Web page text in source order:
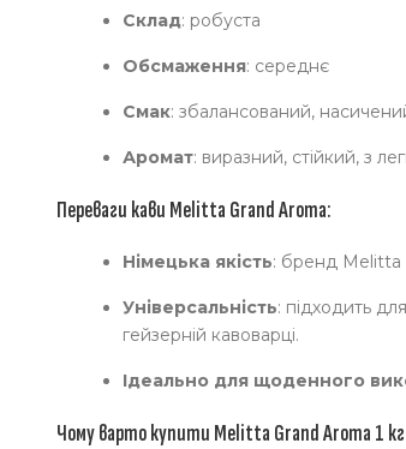
Склад: робуста
Обсмаження: середнє
Смак: збалансований,
Аромат: виразний, стійкий, з
Переваги кави Melitta Grand Aroma:
Німецька якість: бренд Melitta
Універсальність: підходить
гейзерній кавоварці.
Ідеально для щоденного
Чому варто купити Melitta Grand Aroma 1